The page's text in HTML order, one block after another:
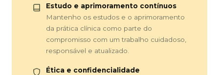
Estudo e aprimoramento contínuos
Mantenho os estudos e o aprimoramento
da prática clínica como parte do
compromisso com um trabalho cuidadoso,
responsável e atualizado.
Ética e confidencialidade